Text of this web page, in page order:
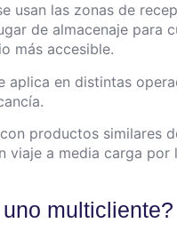
usan las zonas de
de almacenaje para
más accesible.
aplica en distintas
productos similares
a media carga por
multicliente?